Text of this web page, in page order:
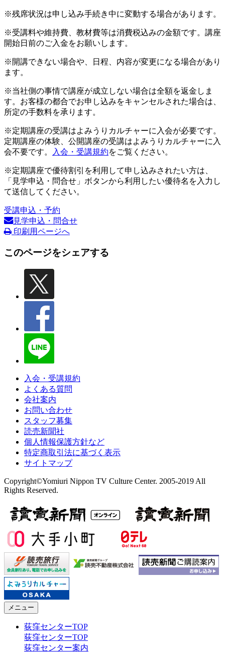
※残席状況は申し込み手続き中に変動する場合があります。
※受講料や維持費、教材費等は消費税込みの金額です。講座
開始日前のご入金をお願いします。
※開講できない場合や、日程、内容が変更になる場合があり
ます。
※当社側の事情で講座が成立しない場合は全額を返金しま
す。お客様の都合でお申し込みをキャンセルされた場合は、
所定の手数料を承ります。
※定期講座の受講はよみうりカルチャーに入会が必要です。
定期講座の体験、公開講座の受講はよみうりカルチャーに入
会不要です。
入会・受講規約をご覧ください。
※定期講座で優待割引を利用して申し込みされたい方は、
「見学申込・問合せ」ボタンから利用したい優待名を入力し
て送信してください。
受講申込・予約
見学申込・問合せ
印刷用ページへ
このページをシェアする
入会・受講規約
よくある質問
会社案内
お問い合わせ
スタッフ募集
読売新聞社
個人情報保護方針など
特定商取引法に基づく表示
サイトマップ
Copyright©Yomiuri Nippon TV Culture Center. 2005-2019 All
Rights Reserved.
メニュー
荻窪センターTOP
荻窪センターTOP
荻窪センター案内